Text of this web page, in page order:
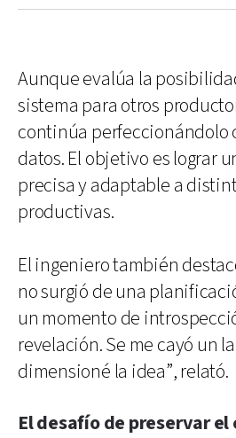
Aunque evalúa la
sistema para otros
continúa perfeccionándolo
datos. El objetivo es lograr
precisa y adaptable a
productivas.
El ingeniero también
no surgió de una
un momento de
revelación. Se me cayó un
dimensioné la idea”, relató.
El desafío de preservar